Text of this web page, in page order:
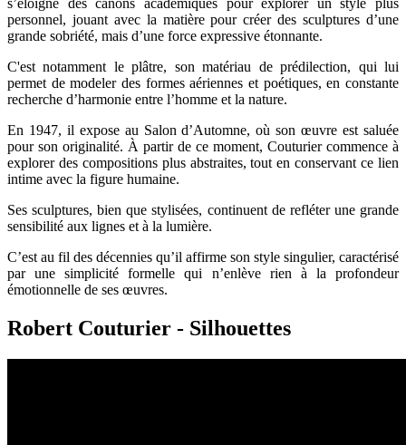
personnel, jouant avec la matière pour créer des sculptures d’une
grande sobriété, mais d’une force expressive étonnante.
C'est notamment le plâtre, son matériau de prédilection, qui lui
permet de modeler des formes aériennes et poétiques, en constante
recherche d’harmonie entre l’homme et la nature.
En 1947, il expose au Salon d’Automne, où son œuvre est saluée
pour son originalité. À partir de ce moment, Couturier commence à
explorer des compositions plus abstraites, tout en conservant ce lien
intime avec la figure humaine.
Ses sculptures, bien que stylisées, continuent de refléter une grande
sensibilité aux lignes et à la lumière.
C’est au fil des décennies qu’il affirme son style singulier, caractérisé
par une simplicité formelle qui n’enlève rien à la profondeur
émotionnelle de ses œuvres.
Robert Couturier - Silhouettes